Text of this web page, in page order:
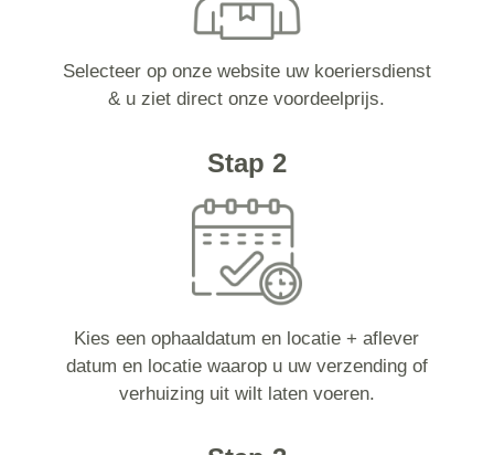
Selecteer op onze website uw koeriersdienst
& u ziet direct onze voordeelprijs.
Stap 2
Kies een ophaaldatum en locatie + aflever
datum en locatie waarop u uw verzending of
verhuizing uit wilt laten voeren.